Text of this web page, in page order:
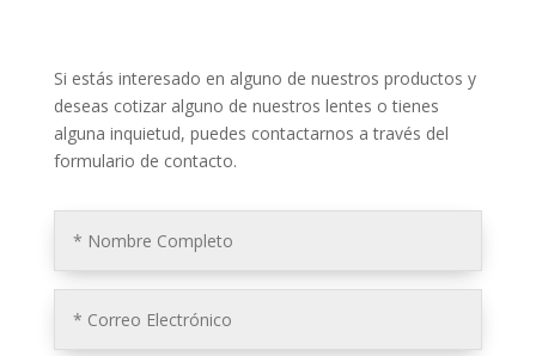
Si estás interesado en alguno de nuestros productos y
deseas cotizar alguno de nuestros lentes o tienes
alguna inquietud, puedes contactarnos a través del
formulario de contacto.